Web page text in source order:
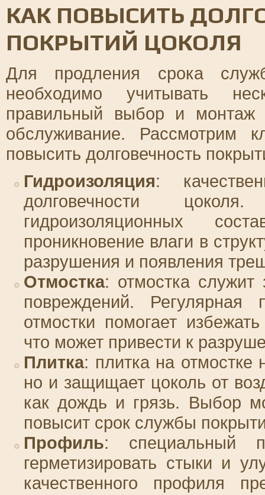
КАК ПОВЫСИТЬ
ПОКРЫТИЙ ЦОКОЛЯ
Для продления срока
необходимо учитывать
правильный выбор и монтаж
обслуживание. Рассмотрим
повысить долговечность
Гидроизоляция:
долговечности
гидроизоляционных
проникновение влаги в
разрушения и появления
Отмостка: отмостка служит
повреждений. Регулярная
отмостки помогает
что может привести к
Плитка: плитка на отмостке
но и защищает цоколь от
как дождь и грязь. Выбор
повысит срок службы
Профиль: специальный
герметизировать стыки и
качественного профиля